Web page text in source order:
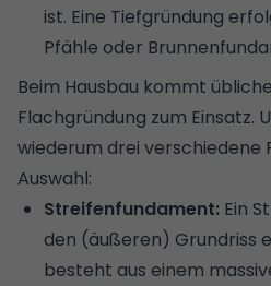
ist. Eine Tiefgründung
Pfähle oder
Beim Hausbau kommt
Flachgründung zum Einsatz.
wiederum drei verschiedene
Auswahl:
Streifenfundament: Ein
den (äußeren) Grundriss
besteht aus einem